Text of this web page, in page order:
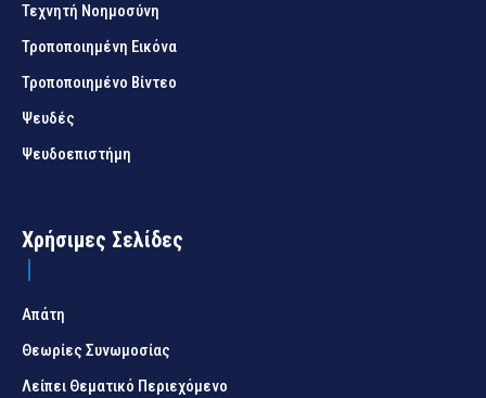
Τεχνητή Νοημοσύνη
Τροποποιημένη Εικόνα
Τροποποιημένο Βίντεο
Ψευδές
Ψευδοεπιστήμη
Χρήσιμες Σελίδες
Απάτη
Θεωρίες Συνωμοσίας
Λείπει Θεματικό Περιεχόμενο